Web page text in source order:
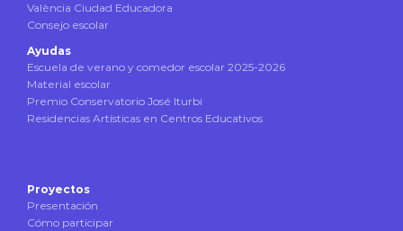
València Ciudad Educadora
Consejo escolar
Ayudas
Escuela de verano y comedor escolar 2025-2026
Material escolar
Premio Conservatorio José Iturbi
Residencias Artísticas en Centros Educativos
Proyectos
Presentación
Cómo participar